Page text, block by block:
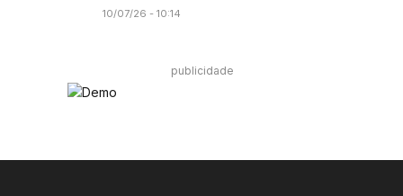
10/07/26 - 10:14
publicidade